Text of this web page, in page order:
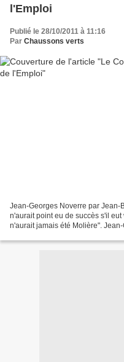
l'Emploi
Publié le 28/10/2011 à 11:16
Par Chaussons verts
Jean-Georges Noverre par
n'aurait point eu de succès s'il
n'aurait jamais été Molière".